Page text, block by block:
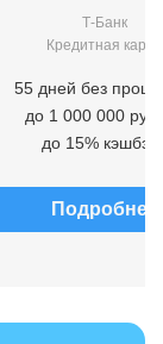
Т-Банк
Кредитная карта
55 дней без
до 1 000 000
до 15%
Подробнее